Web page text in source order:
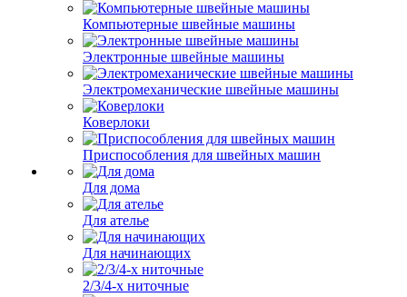
Компьютерные швейные машины
Электронные швейные машины
Электромеханические швейные машины
Коверлоки
Приспособления для швейных машин
Для дома
Для ателье
Для начинающих
2/3/4-х ниточные